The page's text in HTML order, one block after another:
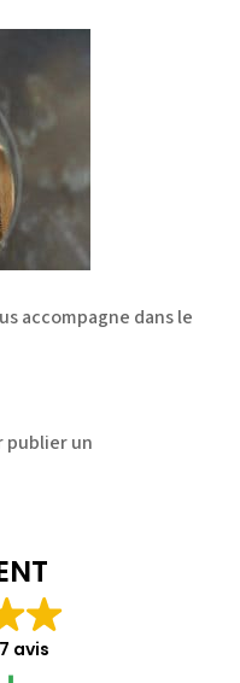
accompagne dans le
publier un
avis